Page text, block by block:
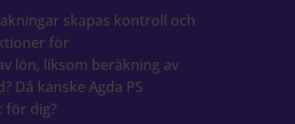
skapas kontroll och
för
lön, liksom beräkning av
Då kanske Agda PS
för dig?